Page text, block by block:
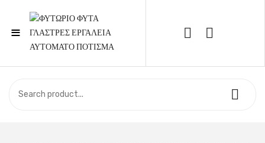
≡
Call Support: 210 6857844